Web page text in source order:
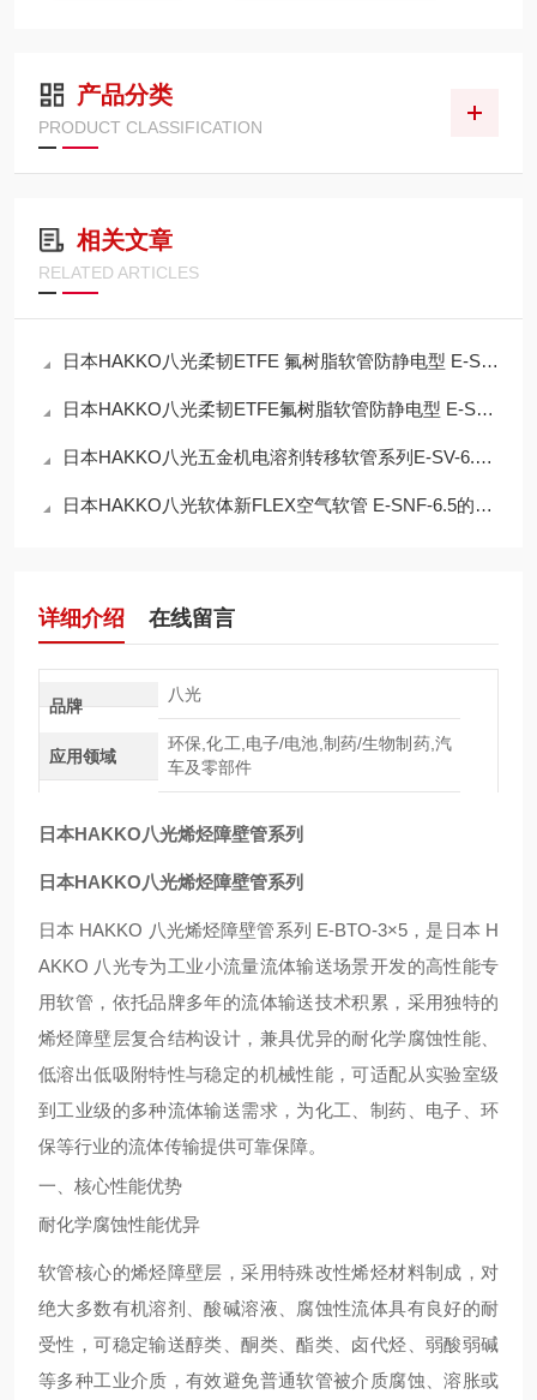
产品分类
PRODUCT CLASSIFICATION
相关文章
RELATED ARTICLES
日本HAKKO八光柔韧ETFE 氟树脂软管防静电型 E-SJAST-4×6的维修保养
日本HAKKO八光柔韧ETFE氟树脂软管防静电型 E-SJAST-6×8的技术参数
日本HAKKO八光五金机电溶剂转移软管系列E-SV-6.5的操作使用
日本HAKKO八光软体新FLEX空气软管 E-SNF-6.5的工作原理
详细介绍 在线留言
品牌
八光
应用领域
环保,化工,电子/电池,制药/生物制药,汽
车及零部件
日本HAKKO八光烯烃障壁管系列
日本HAKKO八光烯烃障壁管系列
日本 HAKKO 八光烯烃障壁管系列 E-BTO-3×5，是日本 H
AKKO 八光专为工业小流量流体输送场景开发的高性能专
用软管，依托品牌多年的流体输送技术积累，采用独特的
烯烃障壁层复合结构设计，兼具优异的耐化学腐蚀性能、
低溶出低吸附特性与稳定的机械性能，可适配从实验室级
到工业级的多种流体输送需求，为化工、制药、电子、环
保等行业的流体传输提供可靠保障。
一、核心性能优势
耐化学腐蚀性能优异
软管核心的烯烃障壁层，采用特殊改性烯烃材料制成，对
绝大多数有机溶剂、酸碱溶液、腐蚀性流体具有良好的耐
受性，可稳定输送醇类、酮类、酯类、卤代烃、弱酸弱碱
等多种工业介质，有效避免普通软管被介质腐蚀、溶胀或